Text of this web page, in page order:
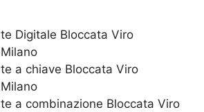
Digitale Bloccata Viro
a chiave Bloccata Viro
a combinazione Bloccata Viro